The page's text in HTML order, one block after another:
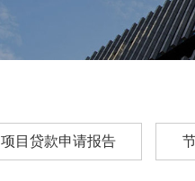
项目贷款申请报告